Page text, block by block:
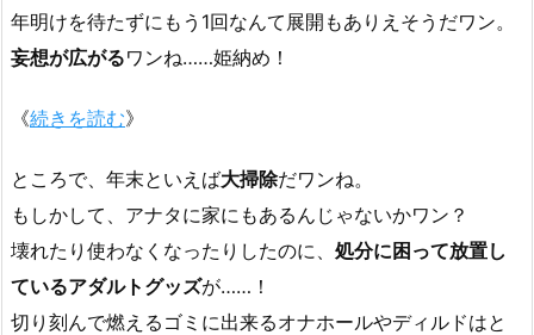
年明けを待たずにもう1回なんて展開もありえそうだワン。
妄想が広がるワンね……姫納め！
《続きを読む》
ところで、年末といえば大掃除だワンね。
もしかして、アナタに家にもあるんじゃないかワン？
壊れたり使わなくなったりしたのに、 処分に困って放置し
ているアダルトグッズが……！
切り刻んで燃えるゴミに出来るオナホールやディルドはと